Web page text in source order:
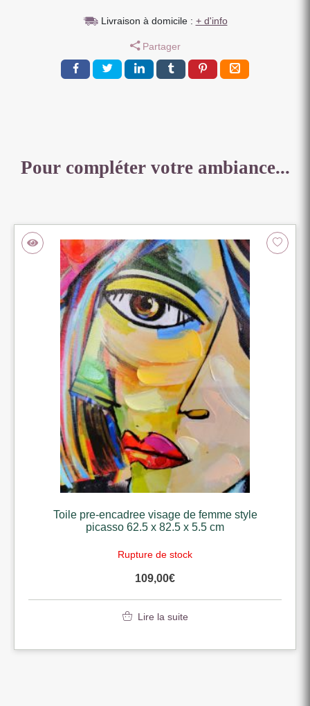
FOND
100
X
150
Livraison à domicile : + d'info
Partager
Pour compléter votre ambiance...
Toile pre-encadree visage de femme style
picasso 62.5 x 82.5 x 5.5 cm
Rupture de stock
109,00€
Lire la suite